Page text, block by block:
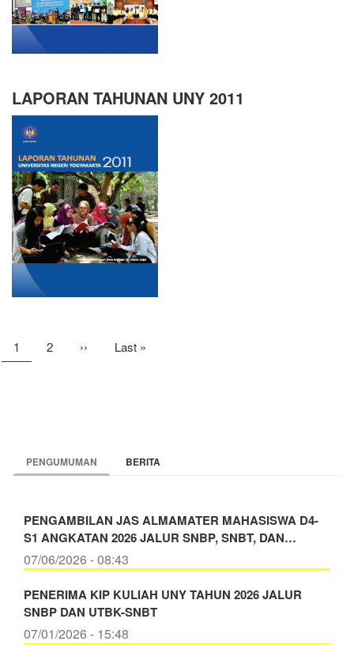
LAPORAN TAHUNAN UNY 2011
Pagination
Current
page
1 Page
2 Next
›› Last
Last »
PENGUMUMAN BERITA
PENGAMBILAN JAS ALMAMATER MAHASISWA D4-
S1 ANGKATAN 2026 JALUR SNBP, SNBT, DAN…
07/06/2026 - 08:43
PENERIMA KIP KULIAH UNY TAHUN 2026 JALUR
SNBP DAN UTBK-SNBT
07/01/2026 - 15:48